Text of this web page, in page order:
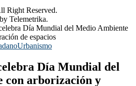
Right Reserved.
Telemetrika.
Día Mundial del Medio Ambiente
de espacios
Urbanismo
Día Mundial del
con arborización y